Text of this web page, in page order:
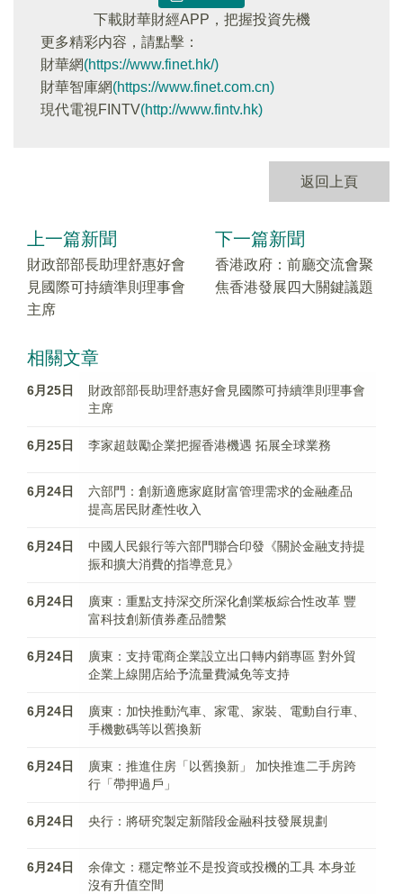
下載財華財經APP，把握投資先機
更多精彩内容，請點擊：
財華網(https://www.finet.hk/)
財華智庫網(https://www.finet.com.cn)
現代電視FINTV(http://www.fintv.hk)
返回上頁
上一篇新聞
財政部部長助理舒惠好會
見國際可持續準則理事會
主席
下一篇新聞
香港政府：前廳交流會聚
焦香港發展四大關鍵議題
相關文章
6月25日
財政部部長助理舒惠好會見國際可持續準則理事會
主席
6月25日 李家超鼓勵企業把握香港機遇 拓展全球業務
6月24日
六部門：創新適應家庭財富管理需求的金融產品
提高居民財產性收入
6月24日
中國人民銀行等六部門聯合印發《關於金融支持提
振和擴大消費的指導意見》
6月24日
廣東：重點支持深交所深化創業板綜合性改革 豐
富科技創新債券產品體繫
6月24日
廣東：支持電商企業設立出口轉内銷專區 對外貿
企業上線開店給予流量費減免等支持
6月24日
廣東：加快推動汽車、家電、家裝、電動自行車、
手機數碼等以舊換新
6月24日
廣東：推進住房「以舊換新」 加快推進二手房跨
行「帶押過戶」
6月24日 央行：將研究製定新階段金融科技發展規劃
6月24日
余偉文：穩定幣並不是投資或投機的工具 本身並
沒有升值空間